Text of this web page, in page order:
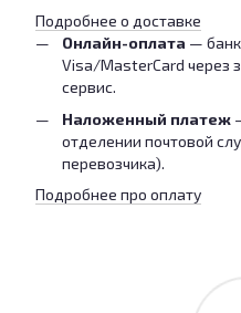
Подробнее о доставке
Онлайн-оплата —
Visa/MasterCard
сервис.
Наложенный платеж
отделении почтовой
перевозчика).
Подробнее про оплату